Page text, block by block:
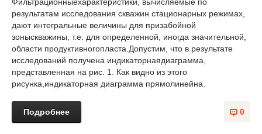
результатам исследования скважин стационарных режимах,
дают интегральные величины для призабойной
зоныскважины, т.е. для определенной, иногда значительной,
области продуктивногопласта.Допустим, что в результате
исследований получена индикаторнаядиаграмма,
представленная на рис. 1. Как видно из этого
рисунка,индикаторная диаграмма прямолинейна.
0
Подробнее